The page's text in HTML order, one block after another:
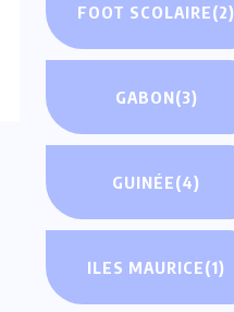
FOOT SCOLAIRE(2)
GABON(3)
GUINÉE(4)
ILES MAURICE(1)